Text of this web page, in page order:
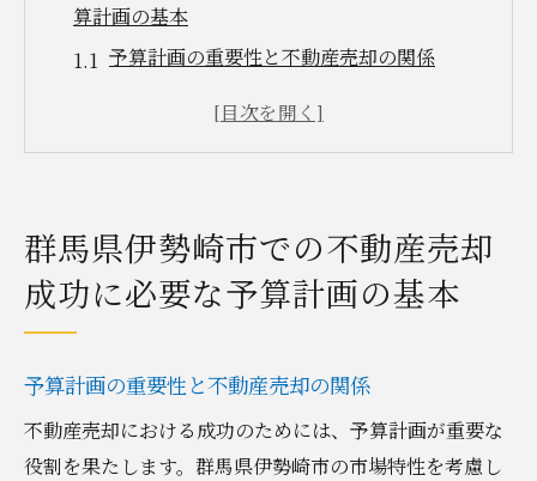
算計画の基本
予算計画の重要性と不動産売却の関係
地域特性を反映した予算編成のポイント
計画的予算管理で利益を上げる方法
地域特性を活かした群馬県伊勢崎市の不動産売
却予算管理術
伊勢崎市の不動産市場の特徴を理解する
地域特性を活かした効果的な広告戦略
地域の平均価格と売却予算の比較分析
群馬県伊勢崎市での不動産売却
成功に必要な予算計画の基本
予算計画の重要性と不動産売却の関係
不動産売却における成功のためには、予算計画が重要な
役割を果たします。群馬県伊勢崎市の市場特性を考慮し